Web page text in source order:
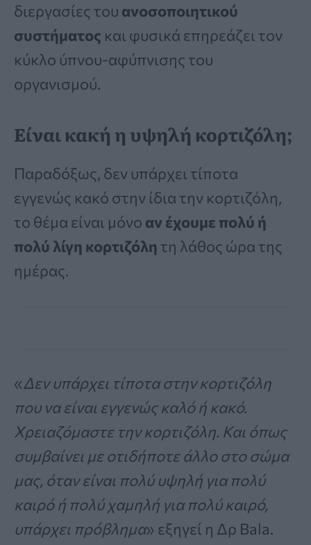
διεργασίες του ανοσοποιητικού
συστήματος και φυσικά επηρεάζει τον
κύκλο ύπνου-αφύπνισης του
οργανισμού.
Είναι κακή η υψηλή κορτιζόλη;
Παραδόξως, δεν υπάρχει τίποτα
εγγενώς κακό στην ίδια την κορτιζόλη,
το θέμα είναι μόνο αν έχουμε πολύ ή
πολύ λίγη κορτιζόλη τη λάθος ώρα της
ημέρας.
«Δεν υπάρχει τίποτα στην κορτιζόλη
που να είναι εγγενώς καλό ή κακό.
Χρειαζόμαστε την κορτιζόλη. Και όπως
συμβαίνει με οτιδήποτε άλλο στο σώμα
μας, όταν είναι πολύ υψηλή για πολύ
καιρό ή πολύ χαμηλή για πολύ καιρό,
υπάρχει πρόβλημα» εξηγεί η Δρ Bala.